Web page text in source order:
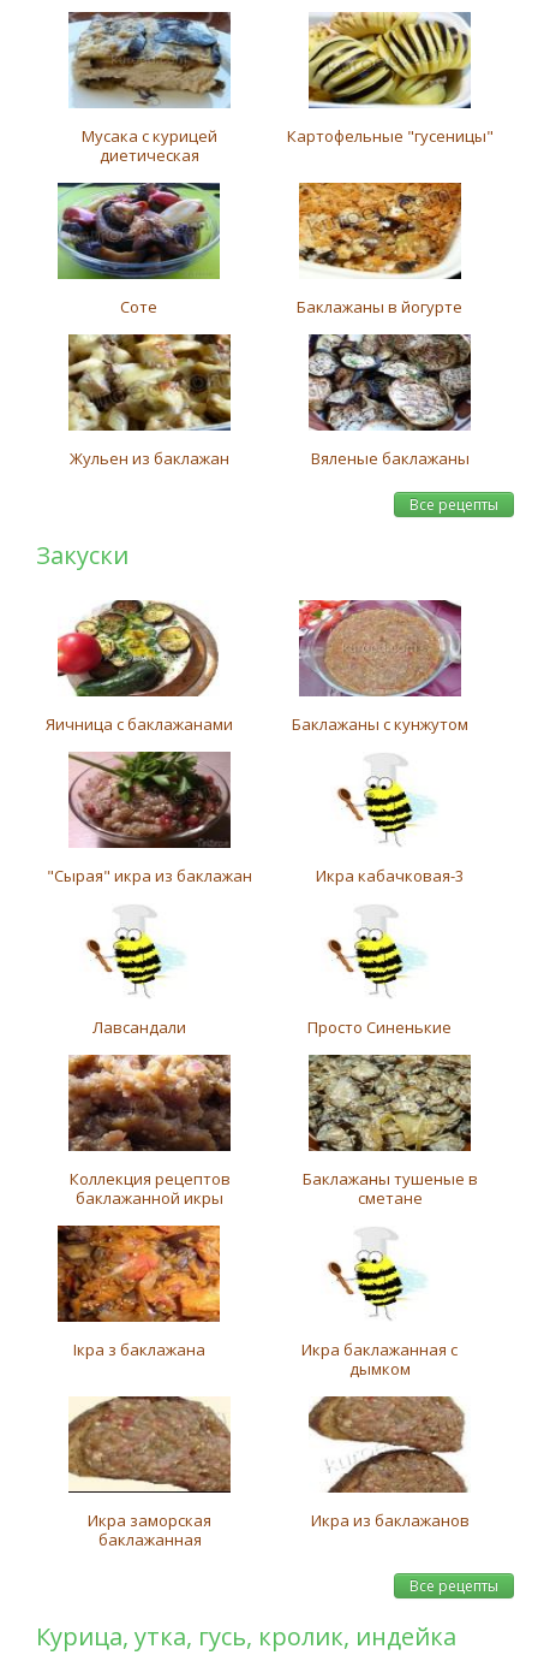
Мусака с курицей
диетическая
Картофельные "гусеницы"
Соте Баклажаны в йогурте
Жульен из баклажан Вяленые баклажаны
Все рецепты
Закуски
Яичница с баклажанами Баклажаны с кунжутом
"Сырая" икра из баклажан Икра кабачковая-3
Лавсандали Просто Синенькие
Коллекция рецептов
баклажанной икры
Баклажаны тушеные в
сметане
Ікра з баклажана
Икра баклажанная с
дымком
Икра заморская
баклажанная
Икра из баклажанов
Все рецепты
Курица, утка, гусь, кролик, индейка